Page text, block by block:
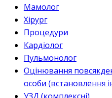
Мамолог
Хірург
Процедури
Кардіолог
Пульмонолог
Оцінювання
особи (встановлення